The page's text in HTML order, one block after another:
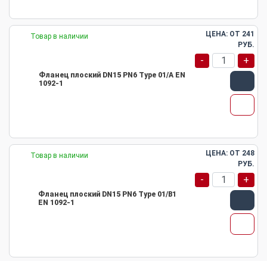
Товар в наличии
Фланец плоский DN15 PN6 Type 01/A EN
1092-1
ЦЕНА: ОТ 241
РУБ.
- +
Товар в наличии
Фланец плоский DN15 PN6 Type 01/B1
EN 1092-1
ЦЕНА: ОТ 248
РУБ.
- +